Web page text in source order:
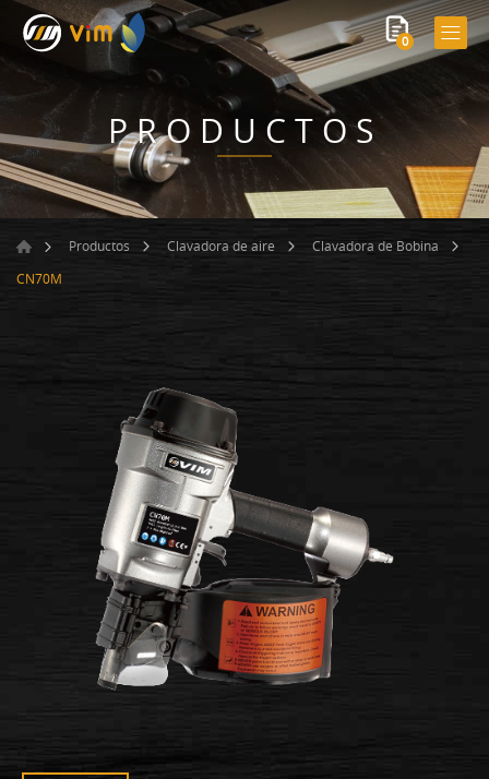
0
PRODUCTOS
Productos Clavadora de aire
Clavadora de Bobina
CN70M